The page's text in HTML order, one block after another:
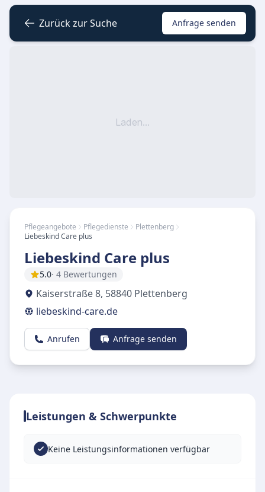
Zurück zur Suche Anfrage senden
Laden...
Pflegeangebote Pflegedienste
Plettenberg
Liebeskind Care plus
Liebeskind Care plus
5.0· 4 Bewertungen
Kaiserstraße 8, 58840 Plettenberg
liebeskind-care.de
Anrufen Anfrage senden
Leistungen & Schwerpunkte
Keine Leistungsinformationen verfügbar